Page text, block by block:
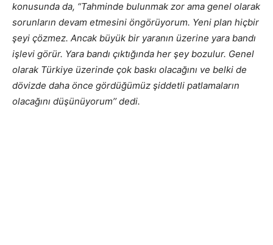
konusunda da, “Tahminde bulunmak zor ama genel olarak
sorunların devam etmesini öngörüyorum. Yeni plan hiçbir
şeyi çözmez. Ancak büyük bir yaranın üzerine yara bandı
işlevi görür. Yara bandı çıktığında her şey bozulur. Genel
olarak Türkiye üzerinde çok baskı olacağını ve belki de
dövizde daha önce gördüğümüz şiddetli patlamaların
olacağını düşünüyorum’’ dedi.